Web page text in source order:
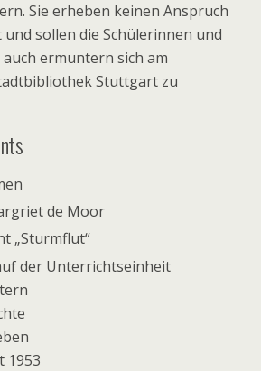
Sie erheben keinen Anspruch
sollen die Schülerinnen und
ermuntern sich am
Stuttgart zu
de Moor
„Sturmflut“
der Unterrichtseinheit
1953